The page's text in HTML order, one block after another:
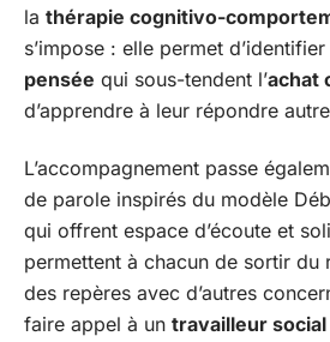
la thérapie cognitivo-
s’impose : elle permet
pensée qui sous-tendent l’achat
d’apprendre à leur répondre
L’accompagnement passe
de parole inspirés du modèle
qui offrent espace d’écoute et
permettent à chacun de sortir du
des repères avec d’autres
faire appel à un travailleur social